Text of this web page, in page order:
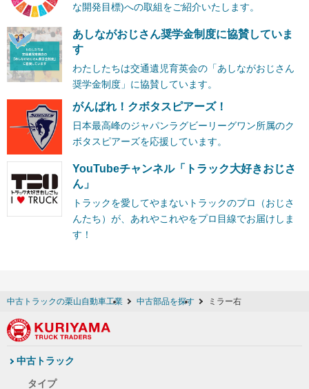
な開発目標)への取組をご紹介いたします。
あしながおじさん奨学金制度に協賛していま
す
わたしたちは交通遺児育英会の「あしながおじさん
奨学金制度」に協賛しています。
がんばれ！クボタスピアーズ！
日本最高峰のジャパンラグビーリーグワン所属のク
ボタスピアーズを応援しています。
YouTubeチャンネル「トラック大好きおじさ
ん」
トラックを愛してやまないトラックのプロ（おじさ
んたち）が、あれやこれやをプロ目線でお届けしま
す！
中古トラックの栗山自動車工業 中古部品を探す ミラー右
中古トラック
タイプ